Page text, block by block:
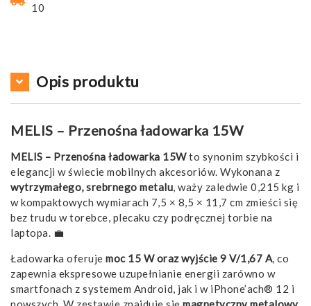
10
Opis produktu
MELIS – Przenośna ładowarka 15W
MELIS – Przenośna ładowarka 15Wto synonim szybkości i
elegancji w świecie mobilnych akcesoriów. Wykonana z
wytrzymałego, srebrnego metalu, waży zaledwie 0,215 kg i
w kompaktowych wymiarach 7,5 × 8,5 × 11,7 cm zmieści się
bez trudu w torebce, plecaku czy podręcznej torbie na
laptopa. 💼
Ładowarka oferuje moc 15 W oraz wyjście 9 V/1,67 A, co
zapewnia ekspresowe uzupełnianie energii zarówno w
smartfonach z systemem Android, jak i w iPhone’ach® 12 i